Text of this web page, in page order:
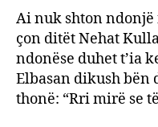
Ai nuk shton
çon ditët Nehat
ndonëse duhet t’ia
Elbasan dikush bën
thonë: “Rri mirë se